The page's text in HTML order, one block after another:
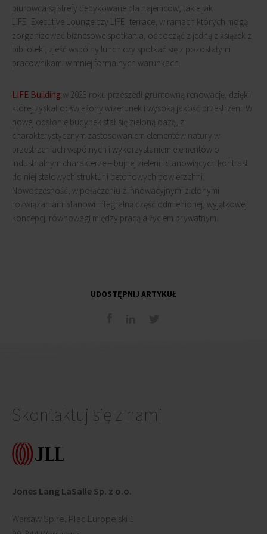
biurowca są strefy dedykowane dla najemców, takie jak
LIFE_Executive Lounge czy LIFE_terrace, w ramach których mogą
zorganizować biznesowe spotkania, odpocząć z jedną z książek z
biblioteki, zjeść wspólny lunch czy spotkać się z pozostałymi
pracownikami w mniej formalnych warunkach.
LIFE Building w 2023 roku przeszedł gruntowną renowację, dzięki
której zyskał odświeżony wizerunek i wysoką jakość przestrzeni. W
nowej odsłonie budynek stał się zieloną oazą, z
charakterystycznym zastosowaniem elementów natury w
przestrzeniach wspólnych i wykorzystaniem elementów o
industrialnym charakterze – bujnej zieleni i stanowiących kontrast
do niej stalowych struktur i betonowych powierzchni.
Nowoczesność, w połączeniu z innowacyjnymi zielonymi
rozwiązaniami stanowi integralną część odmienionej, wyjątkowej
koncepcji równowagi między pracą a życiem prywatnym.
UDOSTĘPNIJ ARTYKUŁ
Skontaktuj się z nami
Jones Lang LaSalle Sp. z o.o.
Warsaw Spire, Plac Europejski 1